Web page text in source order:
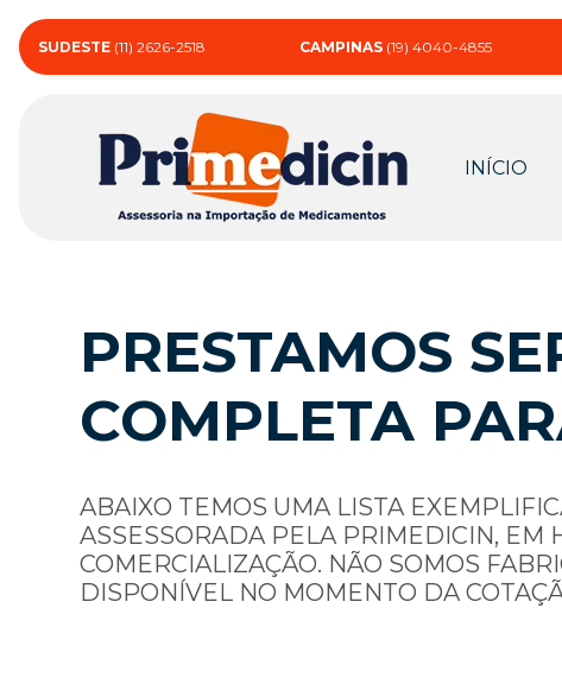
SUDESTE (11) 2626-2518 CAMPINAS (19) 4040-4855
INÍCIO
PRESTAMOS
COMPLETA
ABAIXO TEMOS UMA LISTA
ASSESSORADA PELA PRIMEDICIN, EM
COMERCIALIZAÇÃO. NÃO SOMOS
DISPONÍVEL NO MOMENTO DA